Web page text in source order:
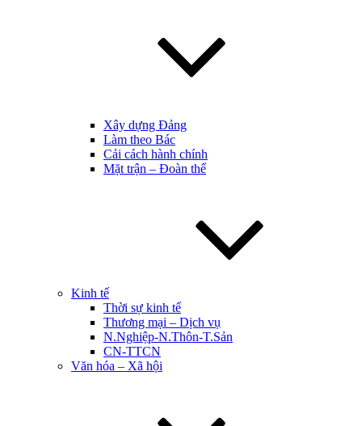
Xây dựng Đảng
Làm theo Bác
Cải cách hành chính
Mặt trận – Đoàn thể
Kinh tế
Thời sự kinh tế
Thương mại – Dịch vụ
N.Nghiệp-N.Thôn-T.Sản
CN-TTCN
Văn hóa – Xã hội